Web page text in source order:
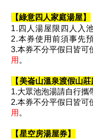
【綠意四人家庭湯屋】
1. 四人湯屋限四人入
2.本券使用前須事先預
3.本券不分平假日皆可
用 。
【 美崙山溫泉渡假山莊
1.大眾池泡湯請自行攜
2.本券不分平假日皆可
用 。
【星空房湯屋券】